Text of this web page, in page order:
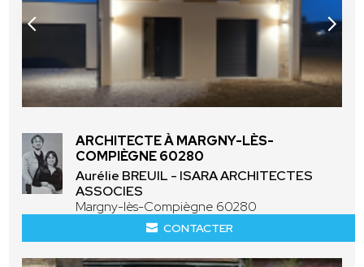
ARCHITECTE À MARGNY-LÈS-
COMPIÈGNE 60280
Aurélie BREUIL - ISARA ARCHITECTES
ASSOCIES
Margny-lès-Compiègne 60280
CONTACTER